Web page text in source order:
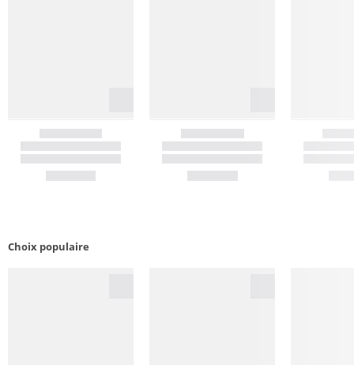
Choix populaire